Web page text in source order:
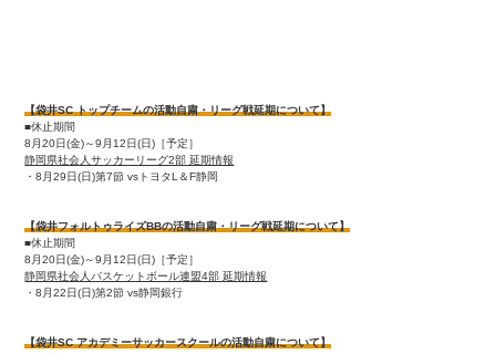
【袋井SC トップチームの活動自粛・リーグ戦延期について】
■休止期間
8月20日(金)～9月12日(日)［予定］
静岡県社会人サッカーリーグ2部 延期情報
・8月29日(日)第7節 vsトヨタL＆F静岡
【袋井フォルトゥライズBBの活動自粛・リーグ戦延期について】
■休止期間
8月20日(金)～9月12日(日)［予定］
静岡県社会人バスケットボール連盟4部 延期情報
・8月22日(日)第2節 vs静岡銀行
【袋井SC アカデミーサッカースクールの活動自粛について】